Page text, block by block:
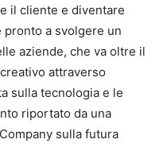
il cliente e diventare
pronto a svolgere un
aziende, che va oltre il
attraverso
sulla tecnologia e le
riportato da una
sulla futura